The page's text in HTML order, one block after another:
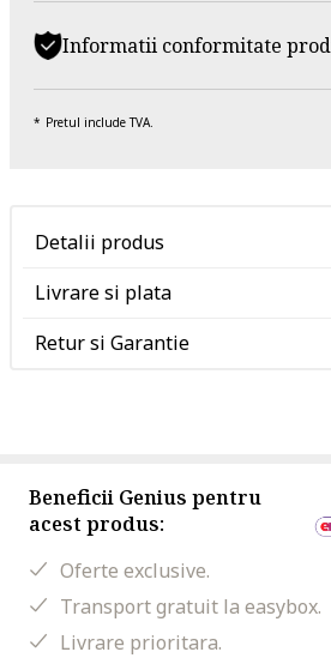
Informatii conformitate
Pretul include TVA.
Detalii produs
Livrare si plata
Retur si Garantie
Beneficii Genius pentru
acest produs:
Oferte exclusive.
Transport gratuit la easybox.
Livrare prioritara.